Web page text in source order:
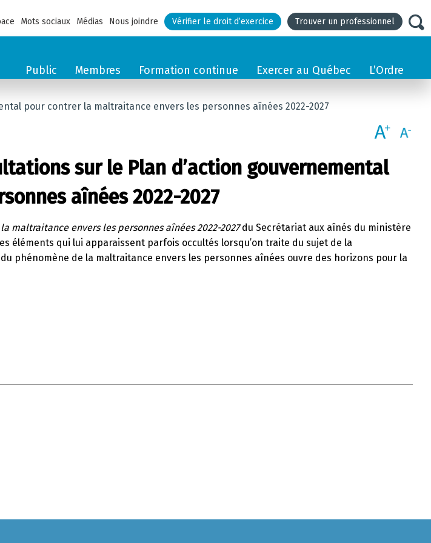
Mots sociaux Médias Nous joindre Vérifier le droit d’exercice Trouver un professionnel
Public Membres Formation continue Exercer au Québec L’Ordre
pour contrer la maltraitance envers les personnes aînées 2022-2027
sur le Plan d’action gouvernemental
aînées 2022-2027
maltraitance envers les personnes aînées 2022-2027du Secrétariat aux aînés du ministère
éléments qui lui apparaissent parfois occultés lorsqu’on traite du sujet de la
phénomène de la maltraitance envers les personnes aînées ouvre des horizons pour la